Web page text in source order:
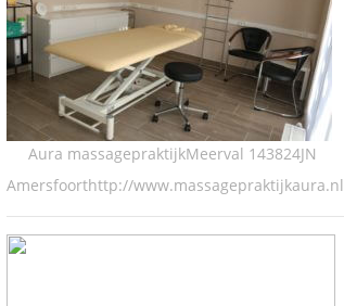
Aura massagepraktijkMeerval 143824JN
Amersfoorthttp://www.massagepraktijkaura.nl